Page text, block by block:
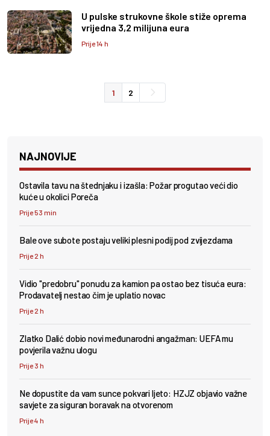
U pulske strukovne škole stiže oprema
vrijedna 3,2 milijuna eura
Prije 14 h
1 2
NAJNOVIJE
Ostavila tavu na štednjaku i izašla: Požar progutao veći dio
kuće u okolici Poreča
Prije 53 min
Bale ove subote postaju veliki plesni podij pod zvijezdama
Prije 2 h
Vidio "predobru" ponudu za kamion pa ostao bez tisuća eura:
Prodavatelj nestao čim je uplatio novac
Prije 2 h
Zlatko Dalić dobio novi međunarodni angažman: UEFA mu
povjerila važnu ulogu
Prije 3 h
Ne dopustite da vam sunce pokvari ljeto: HZJZ objavio važne
savjete za siguran boravak na otvorenom
Prije 4 h